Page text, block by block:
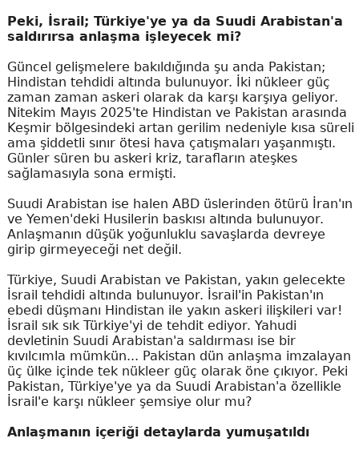
Peki, İsrail; Türkiye'ye ya da Suudi Arabistan'a
saldırırsa anlaşma işleyecek mi?
Güncel gelişmelere bakıldığında şu anda Pakistan;
Hindistan tehdidi altında bulunuyor. İki nükleer güç
zaman zaman askeri olarak da karşı karşıya geliyor.
Nitekim Mayıs 2025'te Hindistan ve Pakistan arasında
Keşmir bölgesindeki artan gerilim nedeniyle kısa süreli
ama şiddetli sınır ötesi hava çatışmaları yaşanmıştı.
Günler süren bu askeri kriz, tarafların ateşkes
sağlamasıyla sona ermişti.
Suudi Arabistan ise halen ABD üslerinden ötürü İran'ın
ve Yemen'deki Husilerin baskısı altında bulunuyor.
Anlaşmanın düşük yoğunluklu savaşlarda devreye
girip girmeyeceği net değil.
Türkiye, Suudi Arabistan ve Pakistan, yakın gelecekte
İsrail tehdidi altında bulunuyor. İsrail'in Pakistan'ın
ebedi düşmanı Hindistan ile yakın askeri ilişkileri var!
İsrail sık sık Türkiye'yi de tehdit ediyor. Yahudi
devletinin Suudi Arabistan'a saldırması ise bir
kıvılcımla mümkün... Pakistan dün anlaşma imzalayan
üç ülke içinde tek nükleer güç olarak öne çıkıyor. Peki
Pakistan, Türkiye'ye ya da Suudi Arabistan'a özellikle
İsrail'e karşı nükleer şemsiye olur mu?
Anlaşmanın içeriği detaylarda yumuşatıldı